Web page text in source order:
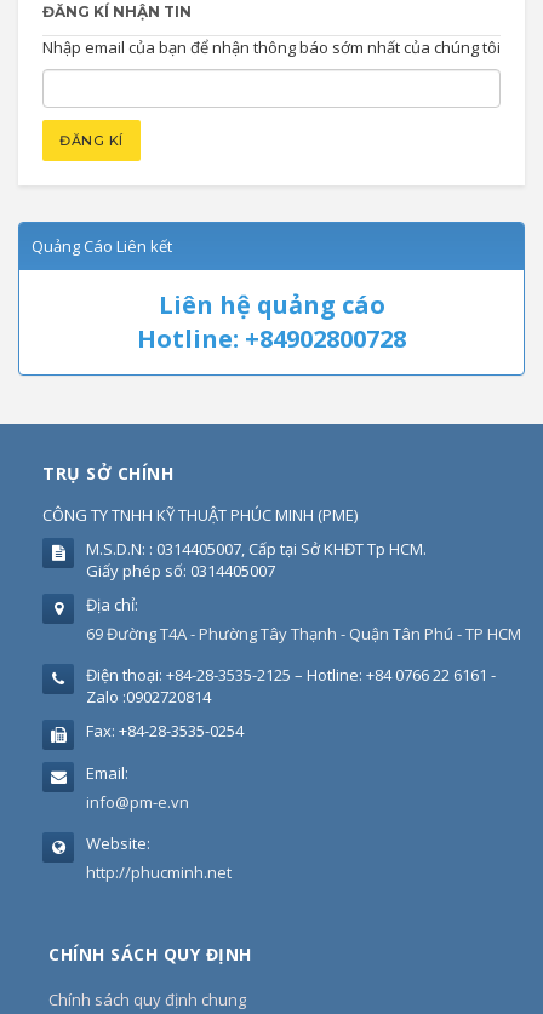
ĐĂNG KÍ NHẬN TIN
Nhập email của bạn để nhận thông báo sớm nhất của chúng tôi
Quảng Cáo Liên kết
Liên hệ quảng cáo
Hotline: +84902800728
TRỤ SỞ CHÍNH
CÔNG TY TNHH KỸ THUẬT PHÚC MINH (PME)
M.S.D.N: : 0314405007, Cấp tại Sở KHĐT Tp HCM.
Giấy phép số: 0314405007
Địa chỉ:
69 Đường T4A - Phường Tây Thạnh - Quận Tân Phú - TP HCM
Điện thoại: +84-28-3535-2125 – Hotline: +84 0766 22 6161 -
Zalo :0902720814
Fax: +84-28-3535-0254
Email:
info@pm-e.vn
Website:
http://phucminh.net
CHÍNH SÁCH QUY ĐỊNH
Chính sách quy định chung